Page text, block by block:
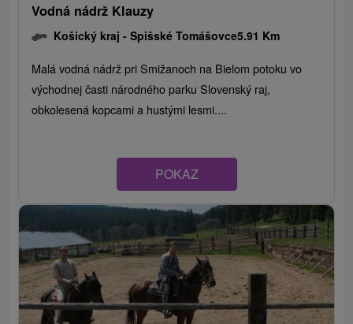
Vodná nádrž Klauzy
Košický kraj -Spišské Tomášovce5.91 Km
Malá vodná nádrž pri Smižanoch na Bielom potoku vo
východnej časti národného parku Slovenský raj,
obkolesená kopcami a hustými lesmi....
POKAZ